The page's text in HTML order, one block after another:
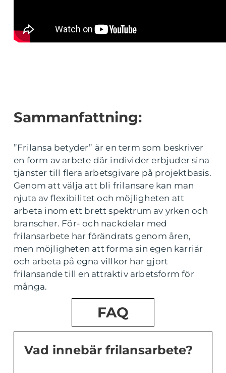
Sammanfattning:
”Frilansa betyder” är en term som beskriver
en form av arbete där individer erbjuder sina
tjänster till flera arbetsgivare på projektbasis.
Genom att välja att bli frilansare kan man
njuta av flexibilitet och möjligheten att
arbeta inom ett brett spektrum av yrken och
branscher. För- och nackdelar med
frilansarbete har förändrats genom åren,
men möjligheten att forma sin egen karriär
och arbeta på egna villkor har gjort
frilansande till en attraktiv arbetsform för
många.
FAQ
Vad innebär frilansarbete?